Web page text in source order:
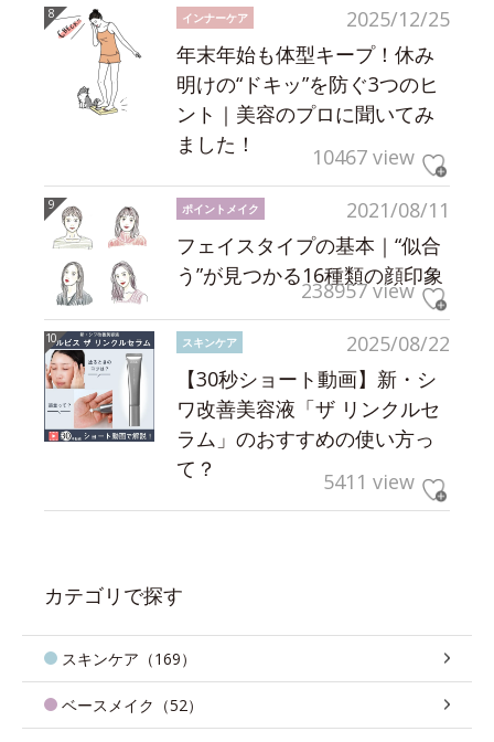
2025/12/25
インナーケア
年末年始も体型キープ！休み
明けの“ドキッ”を防ぐ3つのヒ
ント｜美容のプロに聞いてみ
ました！
10467 view
2021/08/11
ポイントメイク
フェイスタイプの基本｜“似合
う”が見つかる16種類の顔印象
238957 view
2025/08/22
スキンケア
【30秒ショート動画】新・シ
ワ改善美容液「ザ リンクルセ
ラム」のおすすめの使い方っ
て？
5411 view
カテゴリで探す
スキンケア（169）
ベースメイク（52）